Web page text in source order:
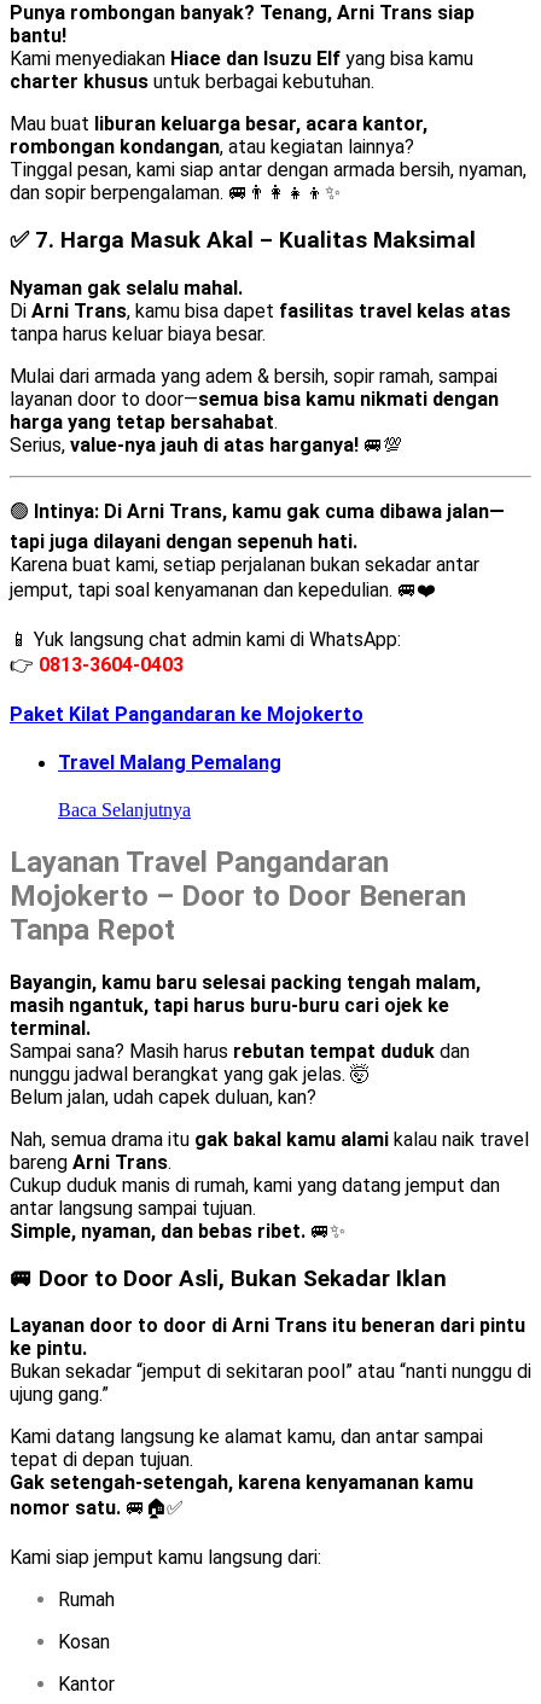
Punya rombongan banyak? Tenang, Arni Trans siap
bantu!
Kami menyediakan Hiace dan Isuzu Elf yang bisa kamu
charter khusus untuk berbagai kebutuhan.
Mau buat liburan keluarga besar, acara kantor,
rombongan kondangan, atau kegiatan lainnya?
Tinggal pesan, kami siap antar dengan armada bersih, nyaman,
dan sopir berpengalaman. 🚐👨‍👩‍👧‍👦✨
✅ 7. Harga Masuk Akal – Kualitas Maksimal
Nyaman gak selalu mahal.
Di Arni Trans, kamu bisa dapet fasilitas travel kelas atas
tanpa harus keluar biaya besar.
Mulai dari armada yang adem & bersih, sopir ramah, sampai
layanan door to door—semua bisa kamu nikmati dengan
harga yang tetap bersahabat.
Serius, value-nya jauh di atas harganya! 🚐💯
🟢 Intinya: Di Arni Trans, kamu gak cuma dibawa jalan—
tapi juga dilayani dengan sepenuh hati.
Karena buat kami, setiap perjalanan bukan sekadar antar
jemput, tapi soal kenyamanan dan kepedulian. 🚐❤️
📱 Yuk langsung chat admin kami di WhatsApp:
👉 0813-3604-0403
Paket Kilat Pangandaran ke Mojokerto
Travel Malang Pemalang
Baca Selanjutnya
Layanan Travel Pangandaran
Mojokerto – Door to Door Beneran
Tanpa Repot
Bayangin, kamu baru selesai packing tengah malam,
masih ngantuk, tapi harus buru-buru cari ojek ke
terminal.
Sampai sana? Masih harus rebutan tempat duduk dan
nunggu jadwal berangkat yang gak jelas. 🤯
Belum jalan, udah capek duluan, kan?
Nah, semua drama itu gak bakal kamu alami kalau naik travel
bareng Arni Trans.
Cukup duduk manis di rumah, kami yang datang jemput dan
antar langsung sampai tujuan.
Simple, nyaman, dan bebas ribet. 🚐✨
🚐 Door to Door Asli, Bukan Sekadar Iklan
Layanan door to door di Arni Trans itu beneran dari pintu
ke pintu.
Bukan sekadar “jemput di sekitaran pool” atau “nanti nunggu di
ujung gang.”
Kami datang langsung ke alamat kamu, dan antar sampai
tepat di depan tujuan.
Gak setengah-setengah, karena kenyamanan kamu
nomor satu. 🚐🏠✅
Kami siap jemput kamu langsung dari:
Rumah
Kosan
Kantor